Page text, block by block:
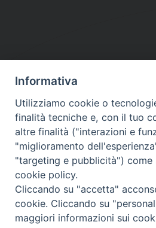
DIOCESI
Contatti:Tel.: 06.93268401
E-mail:
Orari: dal Lunedì al
Lunedì, Mercoledì e
Informativa
Utilizziamo cookie o
finalità tecniche e, con il tuo
altre finalità ("interazioni e
"miglioramento
"targeting e pubblicità") come
cookie policy.
Cliccando su "accetta"
cookie. Cliccando su
maggiori informazioni sui